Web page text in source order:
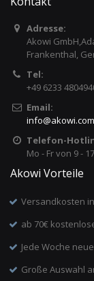
Adresse:
Akowi
Frankenthal,
Tel:
+49 6233
Email:
info@akowi.com
Telefon-
Mo - Fr von 9 -
Akowi Vorteile
Versandkosten
ab 70€
Jede Woche
Große Auswahl